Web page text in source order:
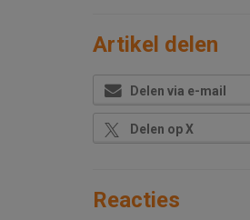
Artikel delen
Delen via e-mail
Delen op X
Reacties